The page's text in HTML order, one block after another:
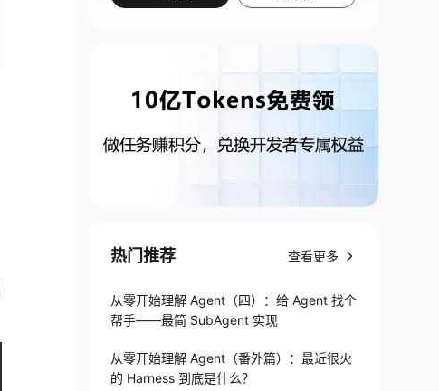
热门推荐 查看更多
从零开始理解 Agent（四）：给 Agent 找个
帮手——最简 SubAgent 实现
从零开始理解 Agent（番外篇）：最近很火
的 Harness 到底是什么？